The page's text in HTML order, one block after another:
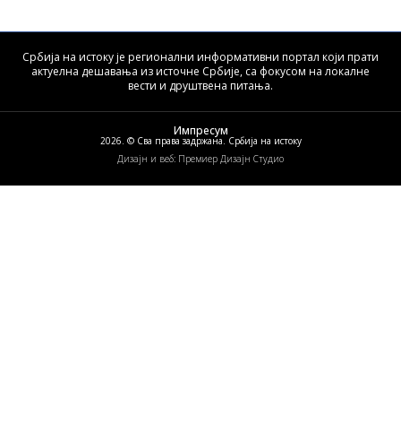
Србија на истоку је регионални информативни портал који прати
актуелна дешавања из источне Србије, са фокусом на локалне
вести и друштвена питања.
2026. © Сва права задржана. Србија на истоку
Импресум
Дизајн и веб: Премиер Дизајн Студио